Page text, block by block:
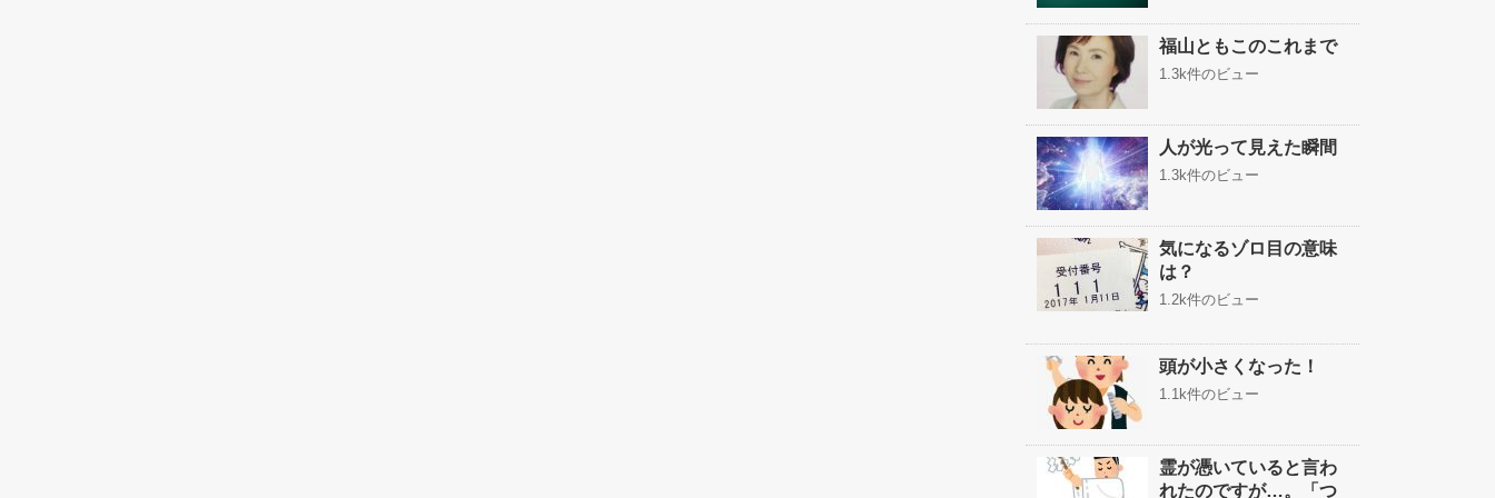
福山ともこのこれまで
1.3k件のビュー
人が光って見えた瞬間
1.3k件のビュー
気になるゾロ目の意味
は？
1.2k件のビュー
頭が小さくなった！
1.1k件のビュー
霊が憑いていると言わ
れたのですが…。「つ